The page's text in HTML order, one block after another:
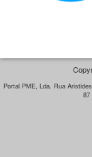
Portal PME, Lda. Rua
87